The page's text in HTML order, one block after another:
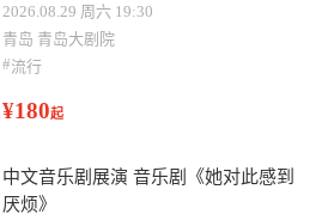
2026.08.29 周六 19:30
青岛 青岛大剧院
#流行
¥180起
中文音乐剧展演 音乐剧《她对此感到
厌烦》